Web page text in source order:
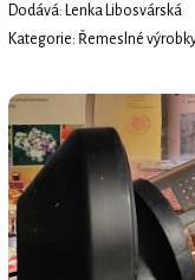
Dodává: Lenka Libosvárská
Kategorie: Řemeslné